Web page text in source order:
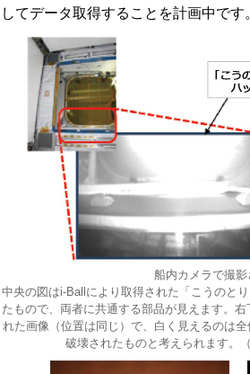
してデータ取得することを計画中です
船内カメラで撮
中央の図はi-Ballにより取得された「こうのと
たもので、両者に共通する部品が見えます。
れた画像（位置は同じ）で、白く見えるのは
破壊されたものと考えられます。